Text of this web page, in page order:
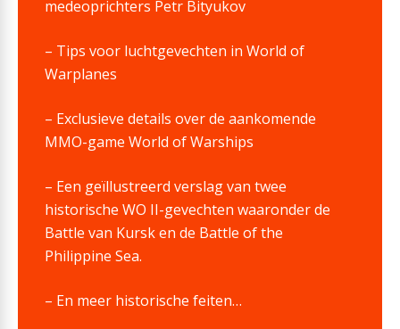
medeoprichters Petr Bityukov
– Tips voor luchtgevechten in World of
Warplanes
– Exclusieve details over de aankomende
MMO-game World of Warships
– Een geïllustreerd verslag van twee
historische WO II-gevechten waaronder de
Battle van Kursk en de Battle of the
Philippine Sea.
– En meer historische feiten…